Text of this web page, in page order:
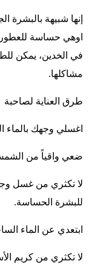
إنها شبيهة بالبشرة
اوهي حساسة للعطور
في الخدين، يمكن
مشاكلها.
طرق العناية لصاحبة
اغسلي وجهك بالماء
ضعي واقياً من
لا تكثري من غسل
للبشرة الحساسة.
ابتعدي عن الماء
لا تكثري من كريم